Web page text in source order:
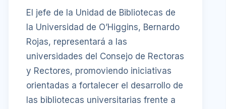
El jefe de la Unidad de Bibliotecas de
la Universidad de O’Higgins, Bernardo
Rojas, representará a las
universidades del Consejo de Rectoras
y Rectores, promoviendo iniciativas
orientadas a fortalecer el desarrollo de
las bibliotecas universitarias frente a